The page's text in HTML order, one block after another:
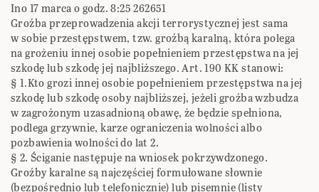
Ino 17 marca o godz. 8:25 262651
Groźba przeprowadzenia akcji terrorystycznej jest sama
w sobie przestępstwem, tzw. groźbą ‎karalną, która polega
na grożeniu innej osobie popełnieniem przestępstwa na jej
szkodę lub ‎szkodę jej najbliższego. Art. 190 KK stanowi:‎
‎§ 1.Kto grozi innej osobie popełnieniem przestępstwa na jej
szkodę lub szkodę osoby ‎najbliższej, jeżeli groźba wzbudza
w zagrożonym uzasadnioną obawę, że będzie spełniona,
‎podlega grzywnie, karze ograniczenia wolności albo
pozbawienia wolności do lat 2.‎
‎§ 2. Ściganie następuje na wniosek pokrzywdzonego.‎
Groźby karalne są najczęściej formułowane słownie
(bezpośrednio lub telefonicznie) lub ‎pisemnie (listy